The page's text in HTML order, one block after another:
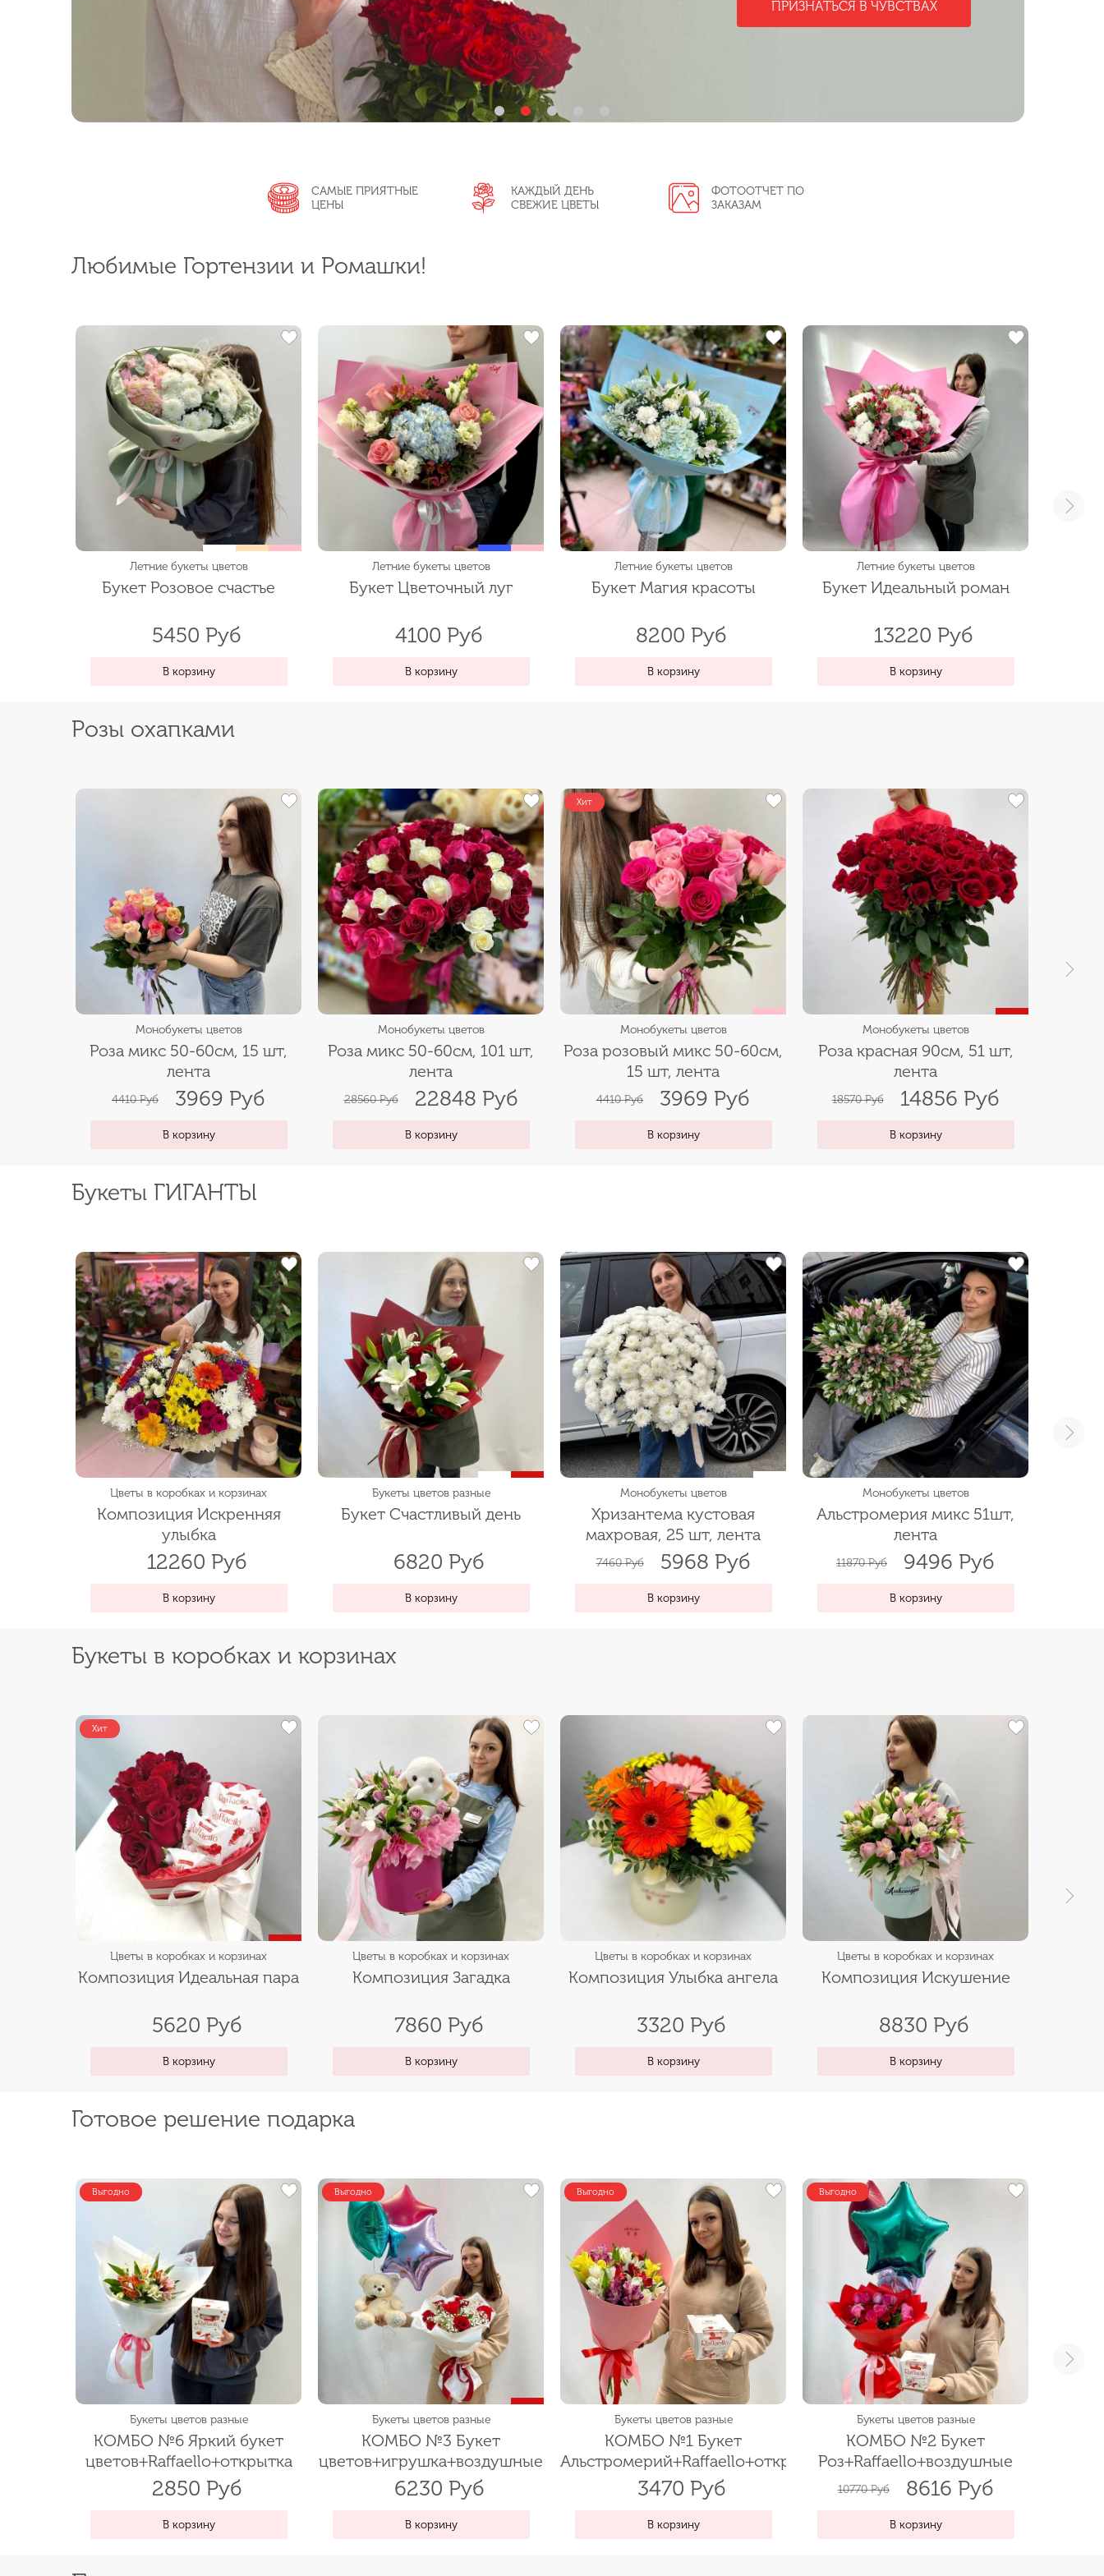
ПРИЗНАТЬСЯ В ЧУВСТВАХ
Купить
САМЫЕ ПРИЯТНЫЕ
ЦЕНЫ
КАЖДЫЙ ДЕНЬ
СВЕЖИЕ ЦВЕТЫ
ФОТООТЧЕТ ПО
ЗАКАЗАМ
Любимые Гортензии и Ромашки!
Летние букеты цветов
Букет Розовое счастье
5450 Руб
В корзину
Летние букеты цветов
Букет Цветочный луг
4100 Руб
В корзину
Летние букеты цветов
Букет Магия красоты
8200 Руб
В корзину
Летние букеты цветов
Букет Идеальный роман
13220 Руб
В корзину
Розы охапками
Монобукеты цветов
Роза микс 50-60см, 15 шт,
лента
4410 Руб 3969 Руб
В корзину
Монобукеты цветов
Роза микс 50-60см, 101 шт,
лента
28560 Руб 22848 Руб
В корзину
Хит
Монобукеты цветов
Роза розовый микс 50-60см,
15 шт, лента
4410 Руб 3969 Руб
В корзину
Монобукеты цветов
Роза красная 90см, 51 шт,
лента
18570 Руб 14856 Руб
В корзину
Букеты ГИГАНТЫ
Цветы в коробках и корзинах
Композиция Искренняя
улыбка
12260 Руб
В корзину
Букеты цветов разные
Букет Счастливый день
6820 Руб
В корзину
Монобукеты цветов
Хризантема кустовая
махровая, 25 шт, лента
7460 Руб 5968 Руб
В корзину
Монобукеты цветов
Альстромерия микс 51шт,
лента
11870 Руб 9496 Руб
В корзину
Букеты в коробках и корзинах
Хит
Цветы в коробках и корзинах
Композиция Идеальная пара
5620 Руб
В корзину
Цветы в коробках и корзинах
Композиция Загадка
7860 Руб
В корзину
Цветы в коробках и корзинах
Композиция Улыбка ангела
3320 Руб
В корзину
Цветы в коробках и корзинах
Композиция Искушение
8830 Руб
В корзину
Готовое решение подарка
Выгодно
Букеты цветов разные
КОМБО №6 Яркий букет
цветов+Raffaello+открытка
2850 Руб
В корзину
Выгодно
Букеты цветов разные
КОМБО №3 Букет
цветов+игрушка+воздушные
шары+открытка
6230 Руб
В корзину
Выгодно
Букеты цветов разные
КОМБО №1 Букет
Альстромерий+Raffaello+открытка
3470 Руб
В корзину
Выгодно
Букеты цветов разные
КОМБО №2 Букет
Роз+Raffaello+воздушные
шары+открытка
10770 Руб 8616 Руб
В корзину